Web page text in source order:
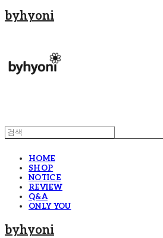
byhyoni
HOME
SHOP
NOTICE
REVIEW
Q&A
ONLY YOU
byhyoni